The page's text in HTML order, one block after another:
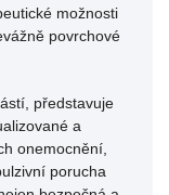
možnosti
povrchové
představuje
a
onemocnění,
porucha